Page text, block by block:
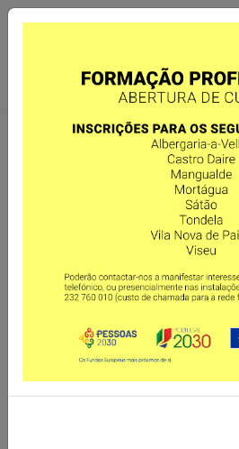
Política de
Política de Privacidade e proteção de
Esta política tem como objetivo definir
regras a serem aplicadas pela ASSOL,
Pessoais por si recolhidos, no estrito
e requisitos legais.
A política de
fornecedores e outras pessoas com
A ASSOL tem também